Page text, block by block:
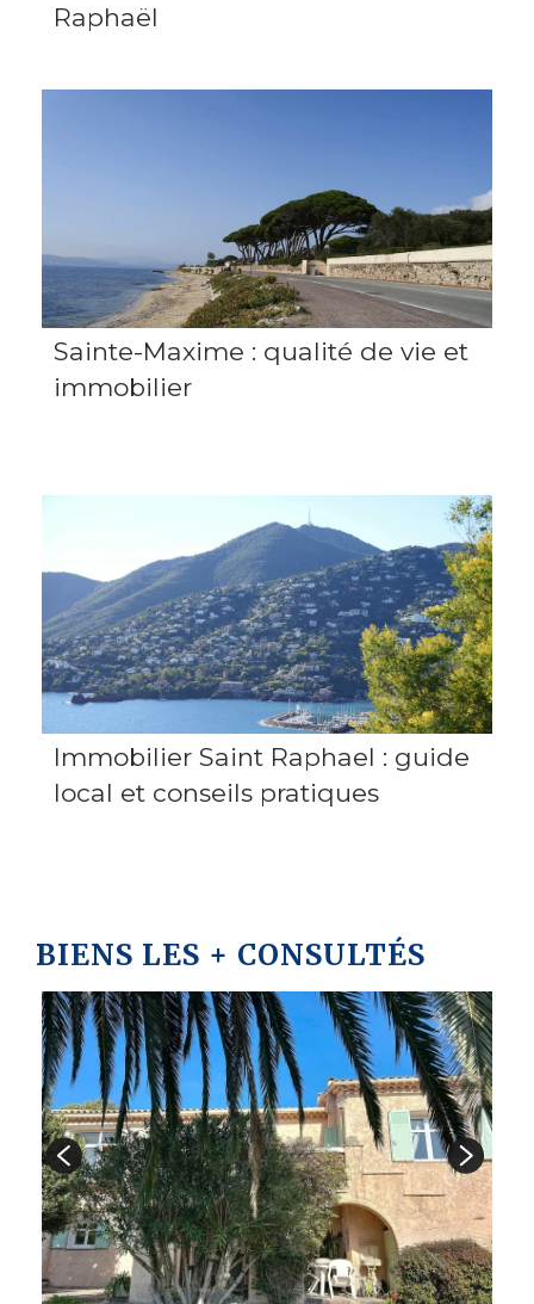
Raphaël
Sainte-Maxime : qualité de vie et
immobilier
Immobilier Saint Raphael : guide
local et conseils pratiques
BIENS LES + CONSULTÉS